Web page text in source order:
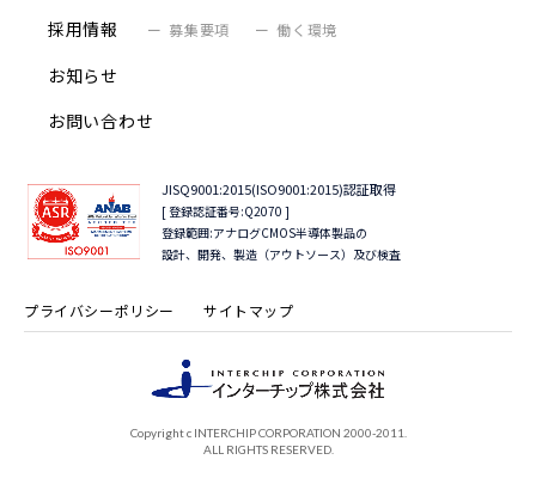
採用情報 募集要項 働く環境
お知らせ
お問い合わせ
JISQ9001:2015(ISO9001:2015)認証取得
[ 登録認証番号:Q2070 ]
登録範囲:アナログCMOS半導体製品の
設計、開発、製造（アウトソース）及び検査
プライバシーポリシー サイトマップ
Copyright c INTERCHIP CORPORATION 2000-2011.
ALL RIGHTS RESERVED.